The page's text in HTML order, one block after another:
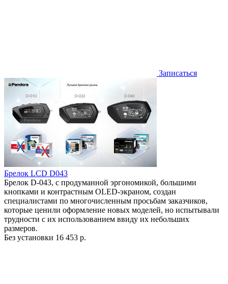
Записаться
Брелок LCD D043
Брелок D-043, с продуманной эргономикой, большими
кнопками и контрастным OLED-экраном, создан
специалистами по многочисленным просьбам заказчиков,
которые ценили оформление новых моделей, но испытывали
трудности с их использованием ввиду их небольших
размеров.
Без установки 16 453 р.